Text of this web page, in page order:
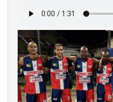
audio